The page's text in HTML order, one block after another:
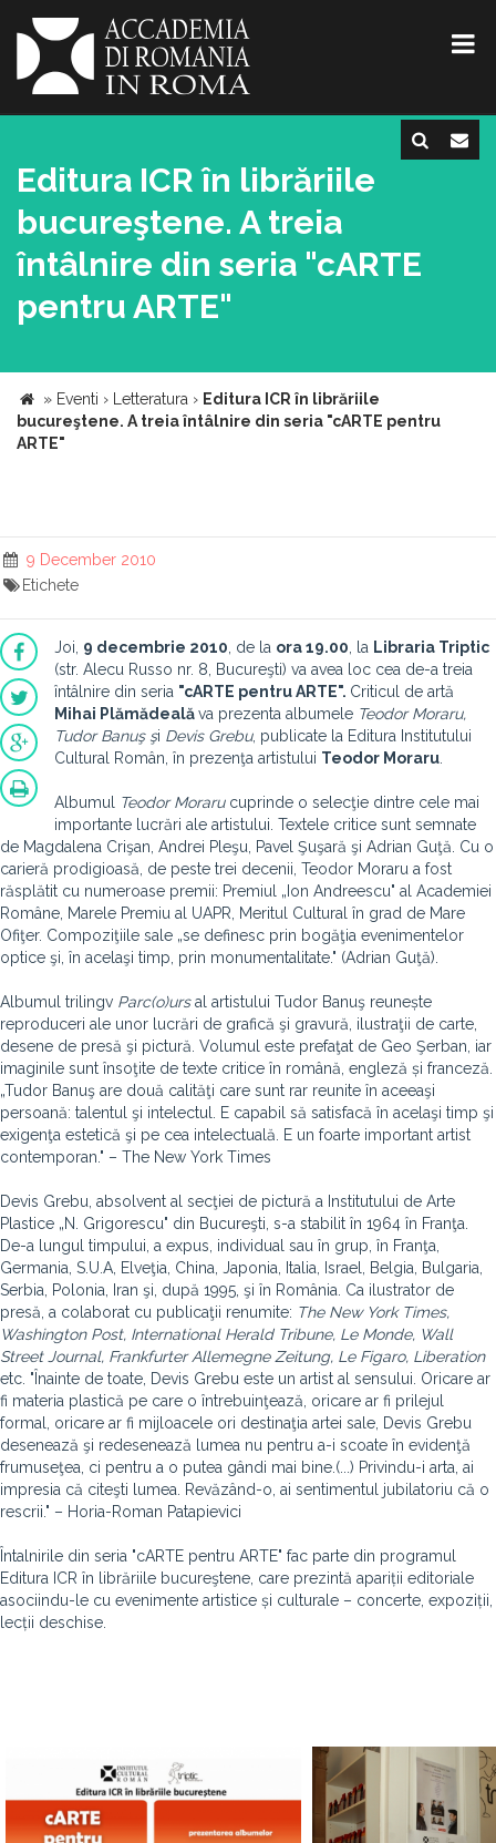
Editura ICR în librăriile
bucureştene. A treia
întâlnire din seria "cARTE
pentru ARTE"
» Eventi › Letteratura › Editura ICR în librăriile
bucureştene. A treia întâlnire din seria "cARTE pentru
ARTE"
9 December 2010
Etichete
Joi, 9 decembrie 2010 , de la ora 19.00 , la Libraria Triptic
(str. Alecu Russo nr. 8, Bucureşti) va avea loc cea de-a treia
întâlnire din seria "cARTE pentru ARTE". Criticul de artă
Mihai Plămădealăva prezenta albumele Teodor Moraru,
Tudor Banuş şi Devis Grebu, publicate la Editura Institutului
Cultural Român, în prezenţa artistului Teodor Moraru
Albumul Teodor Moraru cuprinde o selecţie dintre cele mai
importante lucrări ale artistului. Textele critice sunt semnate
de Magdalena Crişan, Andrei Pleşu, Pavel Şuşară şi Adrian Guţă. Cu o
carieră prodigioasă, de peste trei decenii, Teodor Moraru a fost
răsplătit cu numeroase premii: Premiul „Ion Andreescu" al Academiei
Române, Marele Premiu al UAPR, Meritul Cultural în grad de Mare
Ofiţer. Compoziţiile sale „se definesc prin bogăţia evenimentelor
optice şi, în acelaşi timp, prin monumentalitate." (Adrian Guţă).
Albumul trilingv Parc(o)ursal artistului Tudor Banuş reunește
reproduceri ale unor lucrări de grafică şi gravură, ilustraţii de carte,
desene de presă şi pictură. Volumul este prefaţat de Geo Şerban, iar
imaginile sunt însoţite de texte critice în română, engleză și franceză.
„Tudor Banuş are două calităţi care sunt rar reunite în aceeaşi
persoană: talentul şi intelectul. E capabil să satisfacă în acelaşi timp şi
exigenţa estetică şi pe cea intelectuală. E un foarte important artist
contemporan." – The New York Times
Devis Grebu, absolvent al secţiei de pictură a Institutului de Arte
Plastice „N. Grigorescu" din Bucureşti, s-a stabilit în 1964 în Franţa.
De-a lungul timpului, a expus, individual sau în grup, în Franţa,
Germania, S.U.A, Elveţia, China, Japonia, Italia, Israel, Belgia, Bulgaria,
Serbia, Polonia, Iran şi, după 1995, şi în România. Ca ilustrator de
presă, a colaborat cu publicaţii renumite: The New York Times,
Washington Post, International Herald Tribune, Le Monde, Wall
Street Journal, Frankfurter Allemegne Zeitung, Le Figaro, Liberation
etc. "Înainte de toate, Devis Grebu este un artist al sensului. Oricare ar
fi materia plastică pe care o întrebuinţează, oricare ar fi prilejul
formal, oricare ar fi mijloacele ori destinaţia artei sale, Devis Grebu
desenează şi redesenează lumea nu pentru a-i scoate în evidenţă
frumuseţea, ci pentru a o putea gândi mai bine.(...) Privindu-i arta, ai
impresia că citeşti lumea. Revăzând-o, ai sentimentul jubilatoriu că o
rescrii." – Horia-Roman Patapievici
Întalnirile din seria "cARTE pentru ARTE" fac parte din programul
Editura ICR în librăriile bucureştene, care prezintă apariții editoriale
asociindu-le cu evenimente artistice și culturale – concerte, expoziții,
lecții deschise.